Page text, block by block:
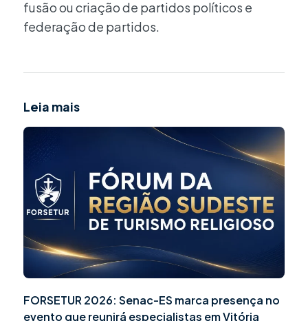
fusão ou criação de partidos políticos e
federação de partidos.
Leia mais
FORSETUR 2026: Senac-ES marca presença no
evento que reunirá especialistas em Vitória